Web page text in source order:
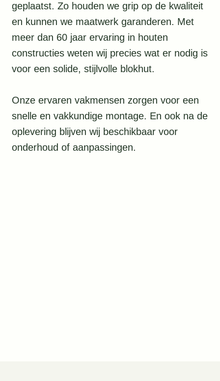
geplaatst. Zo houden we grip op de kwaliteit
en kunnen we maatwerk garanderen. Met
meer dan 60 jaar ervaring in houten
constructies weten wij precies wat er nodig is
voor een solide, stijlvolle blokhut.
Onze ervaren vakmensen zorgen voor een
snelle en vakkundige montage. En ook na de
oplevering blijven wij beschikbaar voor
onderhoud of aanpassingen.